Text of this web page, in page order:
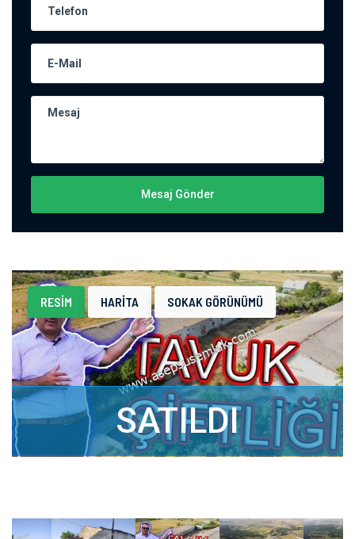
Mesaj Gönder
RESIM HARITA SOKAK GÖRÜNÜMÜ
SATILDI